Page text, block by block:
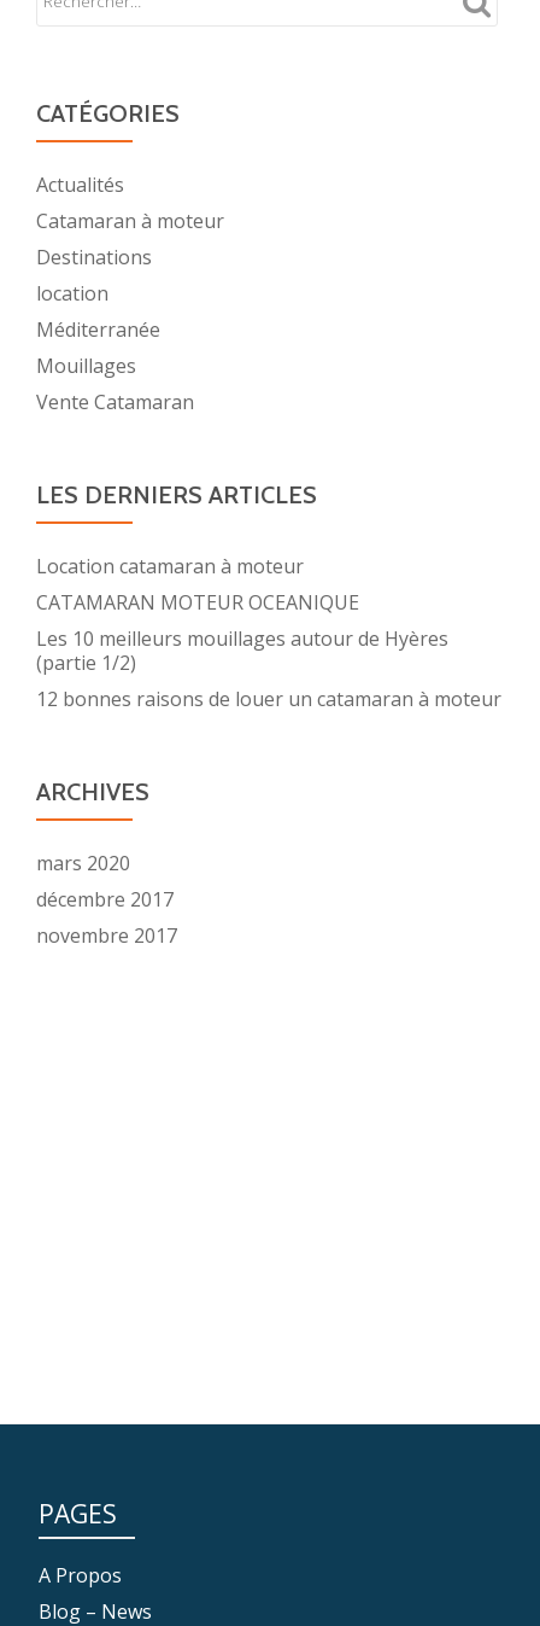
CATÉGORIES
Actualités
Catamaran à moteur
Destinations
location
Méditerranée
Mouillages
Vente Catamaran
LES DERNIERS ARTICLES
Location catamaran à moteur
CATAMARAN MOTEUR OCEANIQUE
Les 10 meilleurs mouillages autour de Hyères
(partie 1/2)
12 bonnes raisons de louer un catamaran à moteur
ARCHIVES
mars 2020
décembre 2017
novembre 2017
PAGES
A Propos
Blog – News